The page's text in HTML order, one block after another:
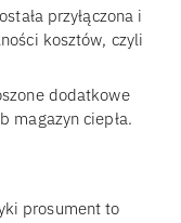
przyłączona i
kosztów, czyli
dodatkowe
magazyn ciepła.
prosument to